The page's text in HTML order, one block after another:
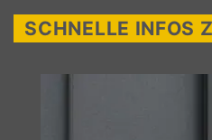
SCHNELLE INFOS